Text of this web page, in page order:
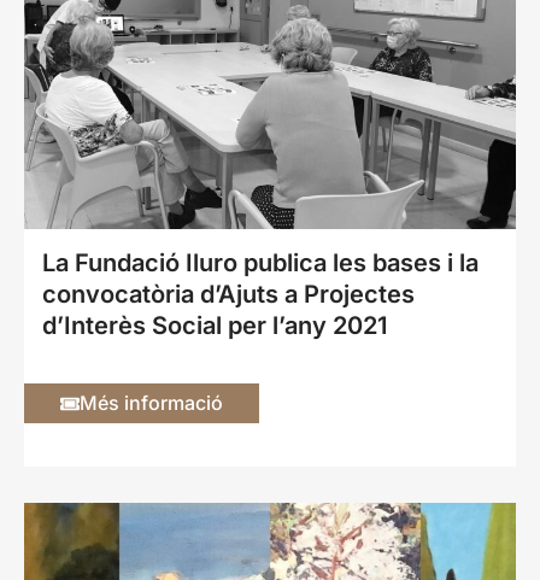
La Fundació Iluro publica les bases i la
convocatòria d’Ajuts a Projectes
d’Interès Social per l’any 2021
Més informació